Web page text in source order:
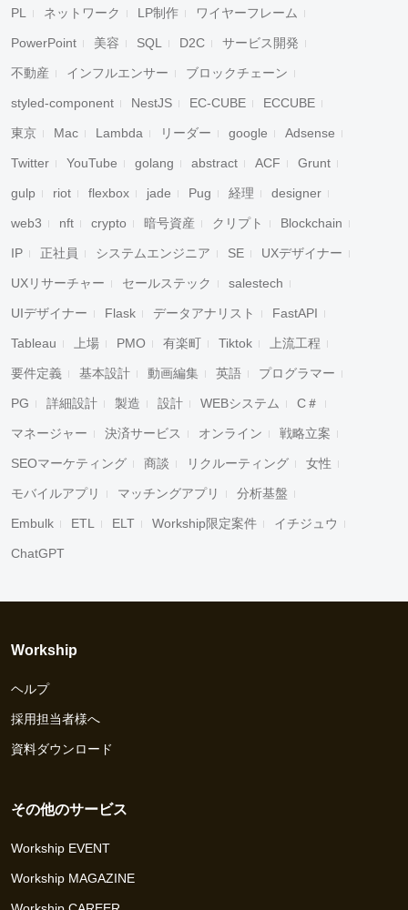
PL ネットワーク LP制作 ワイヤーフレーム
PowerPoint 美容 SQL D2C サービス開発
不動産 インフルエンサー ブロックチェーン
styled-component NestJS EC-CUBE ECCUBE
東京 Mac Lambda リーダー google Adsense
Twitter YouTube golang abstract ACF Grunt
gulp riot flexbox jade Pug 経理 designer
web3 nft crypto 暗号資産 クリプト Blockchain
IP 正社員 システムエンジニア SE UXデザイナー
UXリサーチャー セールステック salestech
UIデザイナー Flask データアナリスト FastAPI
Tableau 上場 PMO 有楽町 Tiktok 上流工程
要件定義 基本設計 動画編集 英語 プログラマー
PG 詳細設計 製造 設計 WEBシステム C＃
マネージャー 決済サービス オンライン 戦略立案
SEOマーケティング 商談 リクルーティング 女性
モバイルアプリ マッチングアプリ 分析基盤
Embulk ETL ELT Workship限定案件 イチジュウ
ChatGPT
Workship
ヘルプ
採用担当者様へ
資料ダウンロード
その他のサービス
Workship EVENT
Workship MAGAZINE